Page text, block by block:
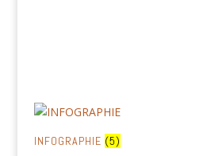
INFOGRAPHIE (5)